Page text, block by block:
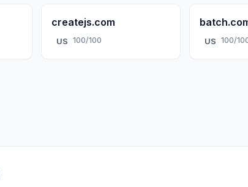
createjs.com
US 100/100 US 100/